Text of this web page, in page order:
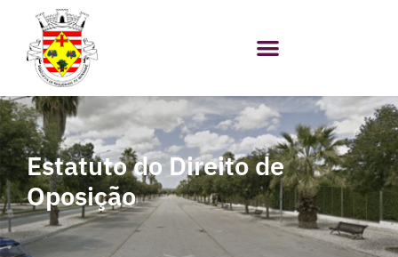
content
Estatuto do Direito de
Oposição